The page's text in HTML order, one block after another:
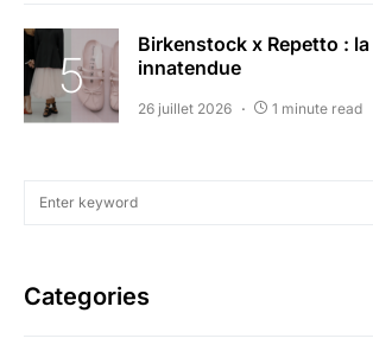
Birkenstock x Repetto :
innatendue
26 juillet 2026 1 minute read
Categories